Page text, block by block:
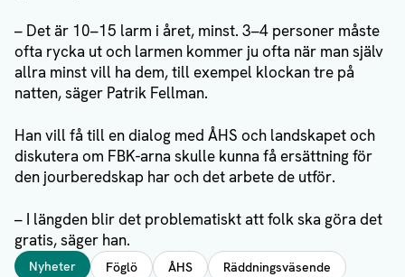
– Det är 10–15 larm i året, minst. 3–4 personer måste
ofta rycka ut och larmen kommer ju ofta när man själv
allra minst vill ha dem, till exempel klockan tre på
natten, säger Patrik Fellman.
Han vill få till en dialog med ÅHS och landskapet och
diskutera om FBK-arna skulle kunna få ersättning för
den jourberedskap har och det arbete de utför.
– I längden blir det problematiskt att folk ska göra det
gratis, säger han.
Taggar
Nyheter Föglö ÅHS
Räddningsväsende